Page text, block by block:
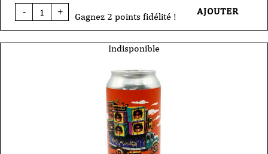
-
quantité
de
Road
+ Gagnez 2 points fidélité ! AJOUTER
Indisponible